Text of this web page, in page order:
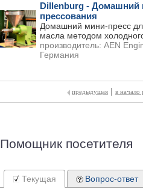
Dillenburg - Домашний
прессования
Домашний мини-пресс
масла методом
производитель: AEN
Германия
предыдущая | в начало
Помощник посетителя
Текущая Вопрос-ответ